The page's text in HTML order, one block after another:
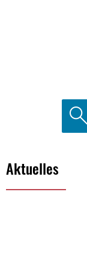
Stadt
Nidda
Aktuelles